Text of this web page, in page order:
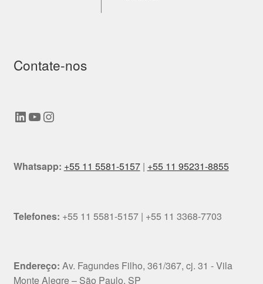
Contate-nos
LinkedIn
Youtube
Instagram
Whatsapp: +55 11 5581-5157| +55 11 95231-8855
Telefones: +55 11 5581-5157 | +55 11 3368-7703
Endereço: Av. Fagundes Filho, 361/367, cj. 31 - Vila
Monte Alegre – São Paulo, SP